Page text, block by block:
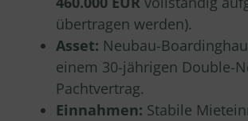
übertragen werden).
Asset: Neubau-
einem 30-jährigen Double-
Pachtvertrag.
Einnahmen: Stabile